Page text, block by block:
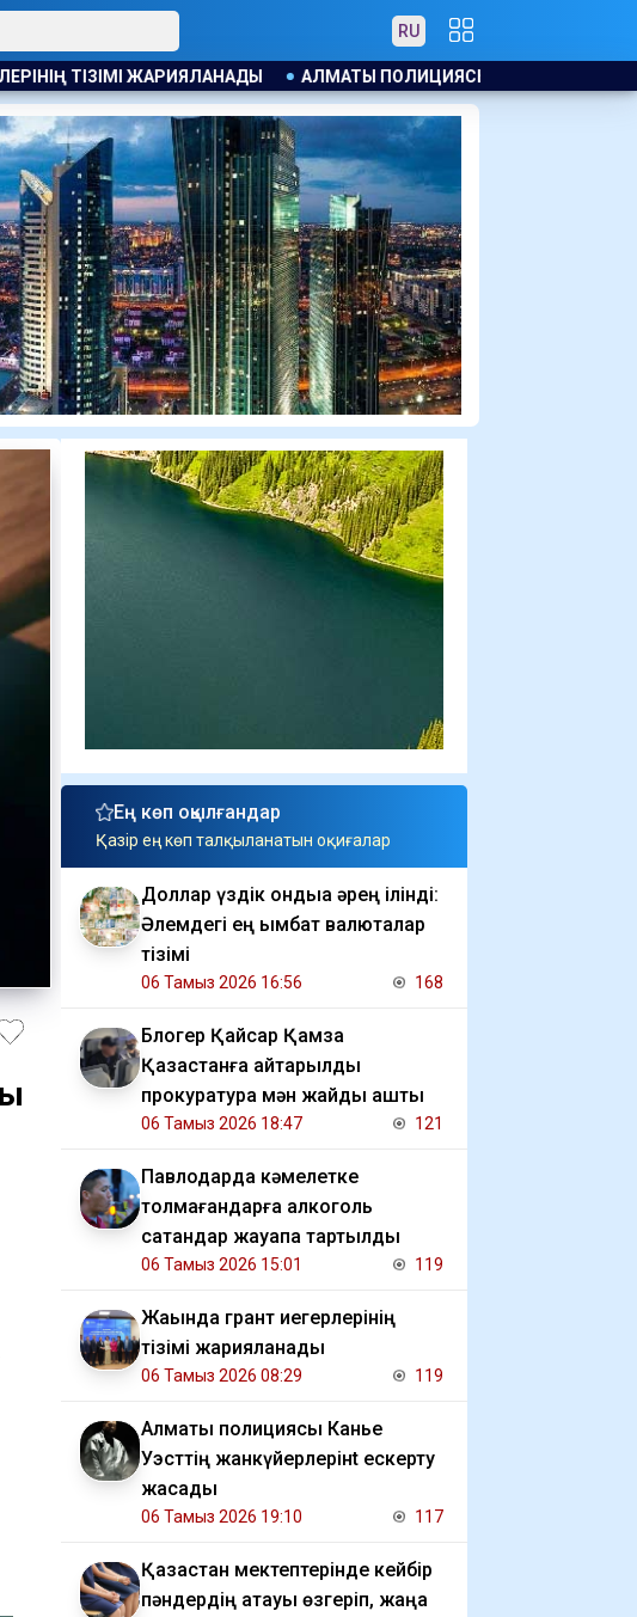
RU
ПОЛИЦИЯСЫ КАНЬЕ УЭСТТІҢ ЖАНКҮЙЕРЛЕРІНT ЕСКЕРТУ ЖАСАДЫ
Ең көп оқылғандар
Қазір ең көп талқыланатын оқиғалар
Доллар үздік ондыққа әрең ілінді:
Әлемдегі ең қымбат валюталар
тізімі
06 Тамыз 2026 16:56 168
Блогер Қайсар Қамза
Қазақстанға қайтарылды
прокуратура мән жайды ашты
06 Тамыз 2026 18:47 121
Павлодарда кәмелетке
толмағандарға алкоголь
сатқандар жауапқа тартылды
06 Тамыз 2026 15:01 119
Жақында грант иегерлерінің
тізімі жарияланады
06 Тамыз 2026 08:29 119
Алматы полициясы Канье
Уэсттің жанкүйерлерінt ескерту
жасады
06 Тамыз 2026 19:10 117
Қазақстан мектептерінде кейбір
пәндердің атауы өзгеріп, жаңа